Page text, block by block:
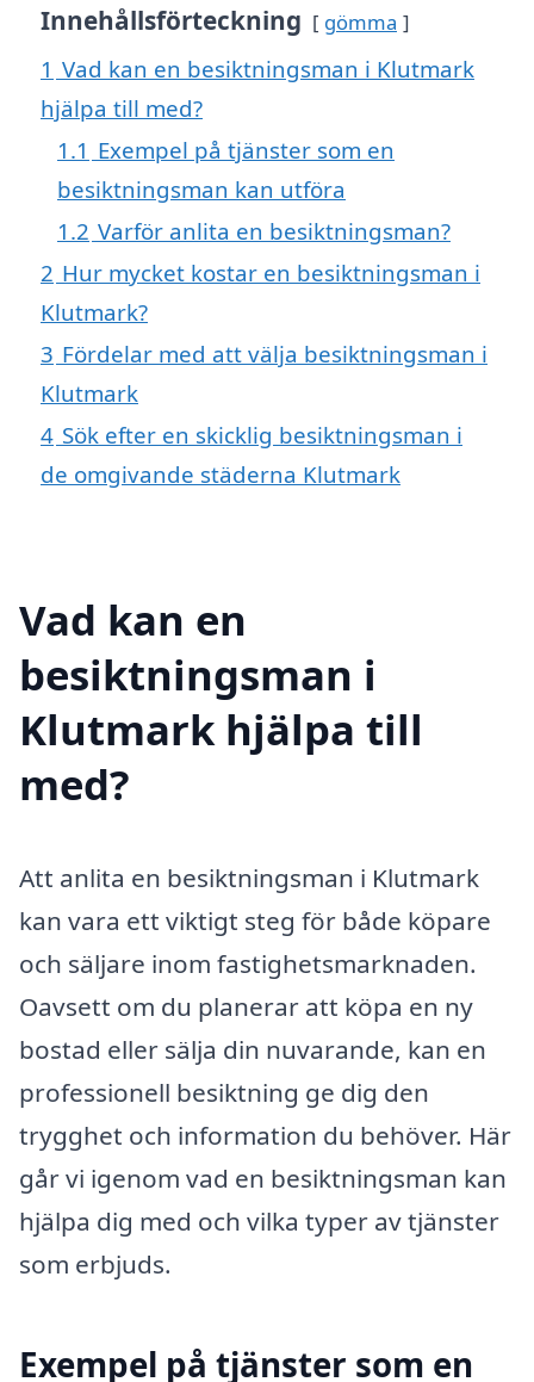
Innehållsförteckning gömma
1 Vad kan en besiktningsman i Klutmark
hjälpa till med?
1.1 Exempel på tjänster som en
besiktningsman kan utföra
1.2 Varför anlita en besiktningsman?
2 Hur mycket kostar en besiktningsman i
Klutmark?
3 Fördelar med att välja besiktningsman i
Klutmark
4 Sök efter en skicklig besiktningsman i
de omgivande städerna Klutmark
Vad kan en
besiktningsman i
Klutmark hjälpa till
med?
Att anlita en besiktningsman i Klutmark
kan vara ett viktigt steg för både köpare
och säljare inom fastighetsmarknaden.
Oavsett om du planerar att köpa en ny
bostad eller sälja din nuvarande, kan en
professionell besiktning ge dig den
trygghet och information du behöver. Här
går vi igenom vad en besiktningsman kan
hjälpa dig med och vilka typer av tjänster
som erbjuds.
Exempel på tjänster som en